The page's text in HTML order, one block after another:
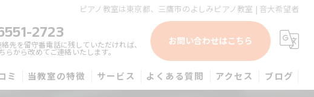
ピアノ教室は東京都、三鷹市のよしみピアノ教室 | 音大希望者
2723
先を留守番電話に残していただければ、
らから改めてご連絡いたします。
お問い合わせはこちら
ミ 当教室の特徴 サービス よくある質問 アクセス ブログ